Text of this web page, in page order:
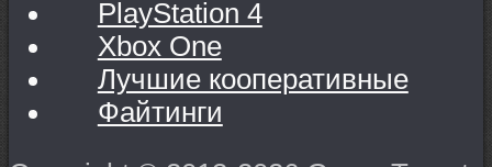
PlayStation 4
Xbox One
Лучшие кооперативные
Файтинги